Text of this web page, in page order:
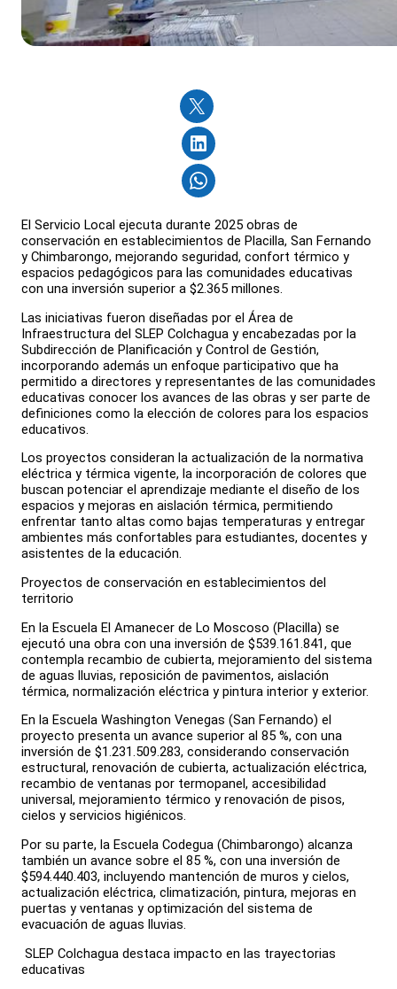
El Servicio Local ejecuta durante 2025 obras de
conservación en establecimientos de Placilla, San Fernando
y Chimbarongo, mejorando seguridad, confort térmico y
espacios pedagógicos para las comunidades educativas
con una inversión superior a $2.365 millones.
Las iniciativas fueron diseñadas por el Área de
Infraestructura del SLEP Colchagua y encabezadas por la
Subdirección de Planificación y Control de Gestión,
incorporando además un enfoque participativo que ha
permitido a directores y representantes de las comunidades
educativas conocer los avances de las obras y ser parte de
definiciones como la elección de colores para los espacios
educativos.
Los proyectos consideran la actualización de la normativa
eléctrica y térmica vigente, la incorporación de colores que
buscan potenciar el aprendizaje mediante el diseño de los
espacios y mejoras en aislación térmica, permitiendo
enfrentar tanto altas como bajas temperaturas y entregar
ambientes más confortables para estudiantes, docentes y
asistentes de la educación.
Proyectos de conservación en establecimientos del
territorio
En la Escuela El Amanecer de Lo Moscoso (Placilla) se
ejecutó una obra con una inversión de $539.161.841, que
contempla recambio de cubierta, mejoramiento del sistema
de aguas lluvias, reposición de pavimentos, aislación
térmica, normalización eléctrica y pintura interior y exterior.
En la Escuela Washington Venegas (San Fernando) el
proyecto presenta un avance superior al 85 %, con una
inversión de $1.231.509.283, considerando conservación
estructural, renovación de cubierta, actualización eléctrica,
recambio de ventanas por termopanel, accesibilidad
universal, mejoramiento térmico y renovación de pisos,
cielos y servicios higiénicos.
Por su parte, la Escuela Codegua (Chimbarongo) alcanza
también un avance sobre el 85 %, con una inversión de
$594.440.403, incluyendo mantención de muros y cielos,
actualización eléctrica, climatización, pintura, mejoras en
puertas y ventanas y optimización del sistema de
evacuación de aguas lluvias.
SLEP Colchagua destaca impacto en las trayectorias
educativas